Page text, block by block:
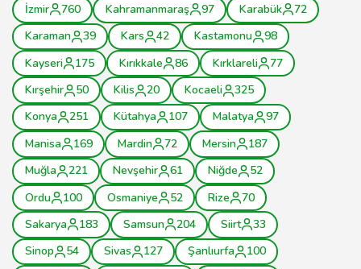
İzmir
760 Kahramanmaraş 97 Karabük
72
Karaman
39 Kars 42 Kastamonu
98
Kayseri
175 Kırıkkale 86 Kırklareli
77
Kırşehir
50 Kilis 20 Kocaeli
325
Konya
251 Kütahya 107 Malatya
97
Manisa
169 Mardin 72 Mersin
187
Muğla
221 Nevşehir 61 Niğde
52
Ordu
100 Osmaniye 52 Rize
70
Sakarya
183 Samsun 204 Siirt
33
Sinop
54 Sivas 127 Şanlıurfa
100